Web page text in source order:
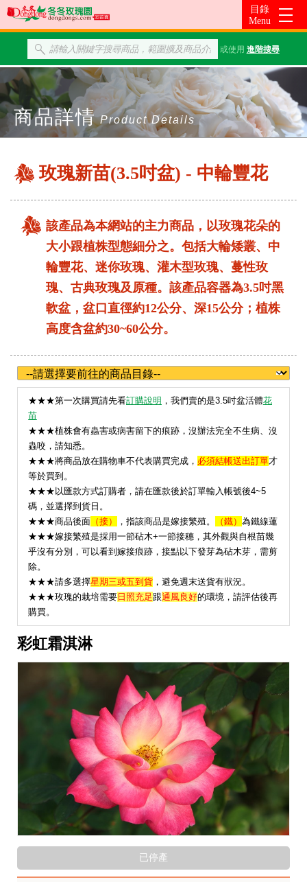
或使用 進階搜尋
商品詳情 Product Details
玫瑰新苗(3.5吋盆) - 中輪豐花
該產品為本網站的主力商品，以玫瑰花朵的
大小跟植株型態細分之。包括大輪矮叢、中
輪豐花、迷你玫瑰、灌木型玫瑰、蔓性玫
瑰、古典玫瑰及原種。該產品容器為3.5吋黑
軟盆，盆口直徑約12公分、深15公分；植株
高度含盆約30~60公分。
★★★第一次購買請先看訂購說明 ，我們賣的是3.5吋盆活體花
苗
★★★植株會有蟲害或病害留下的痕跡，沒辦法完全不生病、沒
蟲咬，請知悉。
★★★將商品放在購物車不代表購買完成， 必須結帳送出訂單才
等於買到。
★★★以匯款方式訂購者，請在匯款後於訂單輸入帳號後4~5
碼，並選擇到貨日。
★★★商品後面 （接） ，指該商品是嫁接繁殖。 （鐵） 為鐵線蓮
★★★嫁接繁殖是採用一節砧木+一節接穗，其外觀與自根苗幾
乎沒有分別，可以看到嫁接痕跡，接點以下發芽為砧木芽，需剪
除。
★★★請多選擇星期三或五到貨 ，避免週末送貨有狀況。
★★★玫瑰的栽培需要日照充足 跟通風良好的環境，請評估後再
購買。
彩虹霜淇淋
已停產